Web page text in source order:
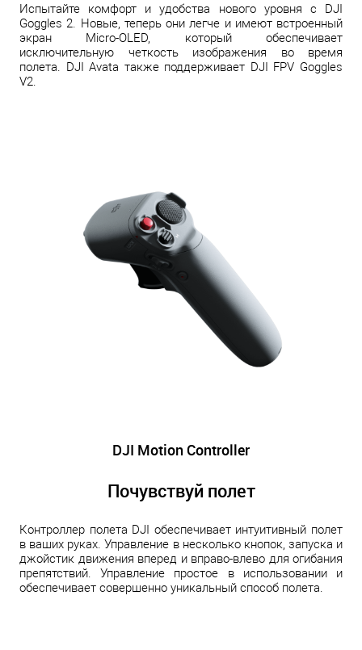
Испытайте комфорт и удобства нового уровня с DJI
Goggles 2. Новые, теперь они легче и имеют встроенный
экран Micro-OLED, который обеспечивает
исключительную четкость изображения во время
полета. DJI Avata также поддерживает DJI FPV Goggles
V2.
DJI Motion Controller
Почувствуй полет
Контроллер полета DJI обеспечивает интуитивный полет
в ваших руках. Управление в несколько кнопок, запуска и
джойстик движения вперед и вправо-влево для огибания
препятствий. Управление простое в использовании и
обеспечивает совершенно уникальный способ полета.